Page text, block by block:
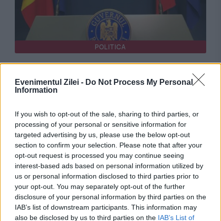
Evenimentul Zilei - Do Not Process My Personal
Information
If you wish to opt-out of the sale, sharing to third parties, or
processing of your personal or sensitive information for
targeted advertising by us, please use the below opt-out
section to confirm your selection. Please note that after your
opt-out request is processed you may continue seeing
interest-based ads based on personal information utilized by
us or personal information disclosed to third parties prior to
your opt-out. You may separately opt-out of the further
disclosure of your personal information by third parties on the
IAB’s list of downstream participants. This information may
also be disclosed by us to third parties on the IAB’s List of
POLITICA
„S-a întâmplat în fața lui Nicușor Dan”
POLITICA